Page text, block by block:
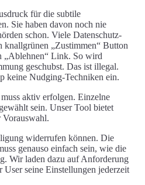
für die subtile
Sie haben davon noch nie
schon. Viele Datenschutz-
knallgrünen „Zustimmen“ Button
„Ablehnen“ Link. So wird
geschubst. Das ist illegal.
keine Nudging-Techniken ein.
aktiv erfolgen. Einzelne
sein. Unser Tool bietet
.
widerrufen können. Die
genauso einfach sein, wie die
Wir laden dazu auf Anforderung
User seine Einstellungen jederzeit